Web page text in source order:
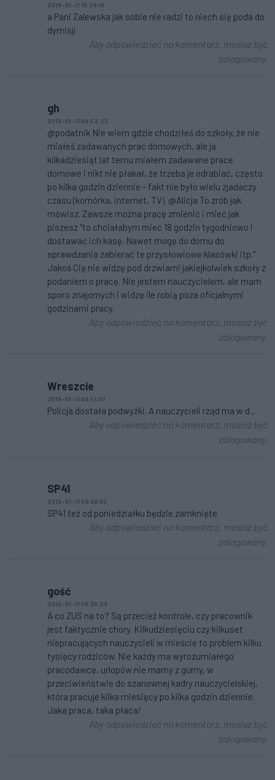
2019-01-11 10:26:41
a Pani Zalewska jak sobie nie radzi to niech się poda do
dymisji
Aby odpowiedzieć na komentarz, musisz być
zalogowany.
gh
2019-01-11 09:52:23
@podatnik Nie wiem gdzie chodziłeś do szkoły, że nie
miałeś zadawanych prac domowych, ale ja
kilkadziesiąt lat temu miałem zadawane prace
domowe i nikt nie płakał, że trzeba je odrabiać, często
po kilka godzin dziennie - fakt nie było wielu zjadaczy
czasu (komórka, internet, TV). @Alicja To zrób jak
mówisz. Zawsze można pracę zmienić i mieć jak
piszesz "to chciałabym mieć 18 godzin tygodniowo i
dostawać ich kasę. Nawet mogę do domu do
sprawdzania zabierać te przysłowiowe klasówki itp."
Jakoś Cię nie widzę pod drzwiami jakiejkolwiek szkoły z
podaniem o pracę. Nie jestem nauczycielem, ale mam
sporo znajomych i widzę ile robią poza oficjalnymi
godzinami pracy.
Aby odpowiedzieć na komentarz, musisz być
zalogowany.
Wreszcie
2019-01-11 09:51:03
Policja dostała podwyżki. A nauczycieli rząd ma w d...
Aby odpowiedzieć na komentarz, musisz być
zalogowany.
SP41
2019-01-11 09:38:50
SP41 też od poniedziałku będzie zamknięte
Aby odpowiedzieć na komentarz, musisz być
zalogowany.
gość
2019-01-11 08:30:23
A co ZUS na to? Są przecież kontrole, czy pracownik
jest faktycznie chory. Kilkudziesięciu czy kilkuset
niepracujących nauczycieli w mieście to problem kilku
tysięcy rodziców. Nie każdy ma wyrozumiałego
pracodawcę, urlopów nie mamy z gumy, w
przeciwieństwie do szanownej kadry nauczycielskiej,
która pracuje kilka miesięcy po kilka godzin dziennie.
Jaka praca, taka płaca!
Aby odpowiedzieć na komentarz, musisz być
zalogowany.